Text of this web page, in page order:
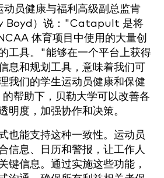
员健康与福利高级副总监肯
Boyd）说："Catapult 是将
体育项目中使用的大量创
工具。"能够在一个平台上获得
息和规划工具，意味着我们可
我们的学生运动员健康和保健
帮助下，贝勒大学可以改善各
明度，加强协作和决策。
也能支持这种一致性。运动员
信息、日历和警报，让工作人
键信息。通过实施这些功能，